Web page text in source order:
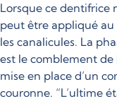
Lorsque ce dentifrice
peut être appliqué
les canalicules. La
est le comblement de
mise en place d’un
couronne. “L’ultime